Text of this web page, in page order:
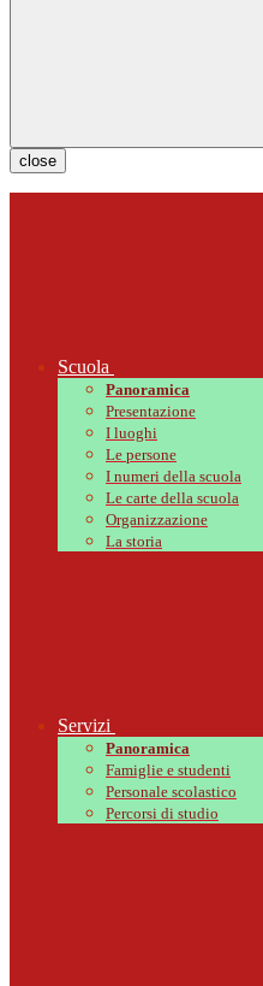
close
Scuola
Panoramica
Presentazione
I luoghi
Le persone
I numeri della scuola
Le carte della scuola
Organizzazione
La storia
Servizi
Panoramica
Famiglie e studenti
Personale scolastico
Percorsi di studio